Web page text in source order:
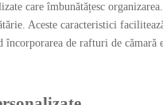
care îmbunătățesc
Aceste caracteristici
de rafturi de cămară